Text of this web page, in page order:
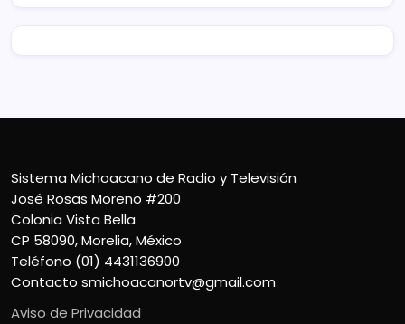
Sistema Michoacano de Radio y Televisión
José Rosas Moreno #200
Colonia Vista Bella
CP 58090, Morelia, México
Teléfono (01) 4431136900
Contacto smichoacanortv@gmail.com
Aviso de Privacidad